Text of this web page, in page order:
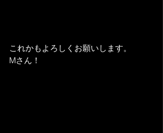
これかもよろしくお願いします。
Mさん！